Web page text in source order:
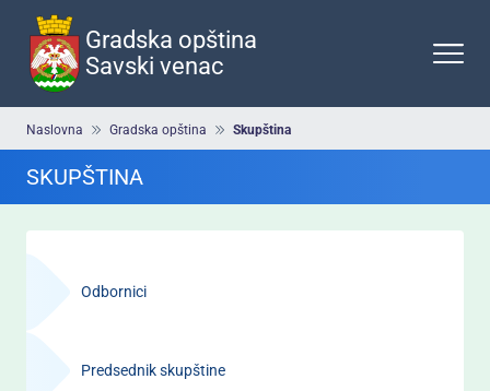
Preskoči
glavni
sadržaja
Gradska opština
Savski venac
Breadcrumb
Naslovna Gradska opština Skupština
SKUPŠTINA
Скупштина
Odbornici
Predsednik skupštine